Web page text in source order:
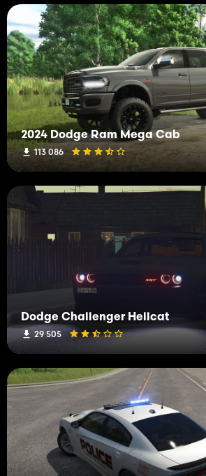
2024 Dodge Ram Mega Cab
113 086
Dodge Challenger Hellcat
29 505